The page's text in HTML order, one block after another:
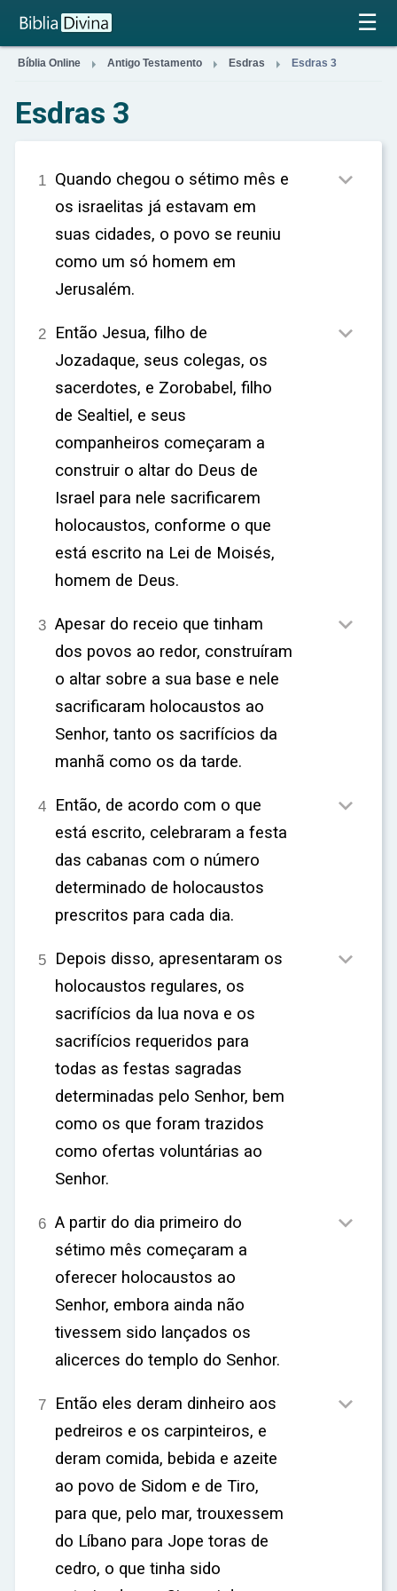
×
☰
Bíblia Online  Antigo Testamento  Esdras  Esdras 3
Esdras 3
1 Quando chegou o sétimo mês e
os israelitas já estavam em
suas cidades, o povo se reuniu
como um só homem em
Jerusalém.

2 Então Jesua, filho de
Jozadaque, seus colegas, os
sacerdotes, e Zorobabel, filho
de Sealtiel, e seus
companheiros começaram a
construir o altar do Deus de
Israel para nele sacrificarem
holocaustos, conforme o que
está escrito na Lei de Moisés,
homem de Deus.

3 Apesar do receio que tinham
dos povos ao redor, construíram
o altar sobre a sua base e nele
sacrificaram holocaustos ao
Senhor, tanto os sacrifícios da
manhã como os da tarde.

4 Então, de acordo com o que
está escrito, celebraram a festa
das cabanas com o número
determinado de holocaustos
prescritos para cada dia.

5 Depois disso, apresentaram os
holocaustos regulares, os
sacrifícios da lua nova e os
sacrifícios requeridos para
todas as festas sagradas
determinadas pelo Senhor, bem
como os que foram trazidos
como ofertas voluntárias ao
Senhor.

6 A partir do dia primeiro do
sétimo mês começaram a
oferecer holocaustos ao
Senhor, embora ainda não
tivessem sido lançados os
alicerces do templo do Senhor.

7 Então eles deram dinheiro aos
pedreiros e os carpinteiros, e
deram comida, bebida e azeite
ao povo de Sidom e de Tiro,
para que, pelo mar, trouxessem
do Líbano para Jope toras de
cedro, o que tinha sido
